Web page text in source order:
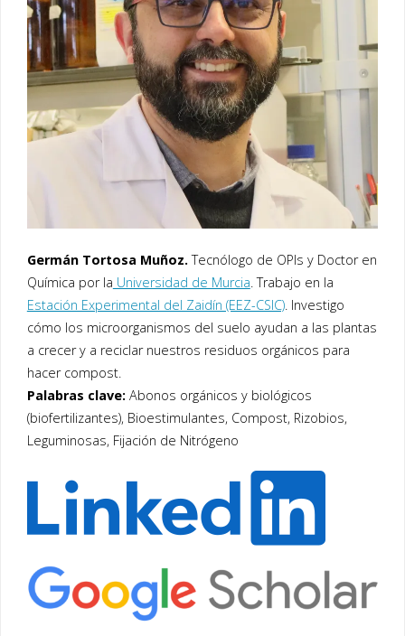
Germán Tortosa Muñoz.Tecnólogo de OPIs y Doctor en
Química por la Universidad de Murcia . Trabajo en la
Estación Experimental del Zaidín (EEZ-CSIC). Investigo
cómo los microorganismos del suelo ayudan a las plantas
a crecer y a reciclar nuestros residuos orgánicos para
hacer compost.
Palabras clave:Abonos orgánicos y biológicos
(biofertilizantes), Bioestimulantes, Compost, Rizobios,
Leguminosas, Fijación de Nitrógeno